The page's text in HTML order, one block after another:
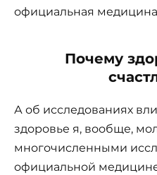
официальная
Почему
А об исследованиях
здоровье я, вообще,
многочисленными
официальной